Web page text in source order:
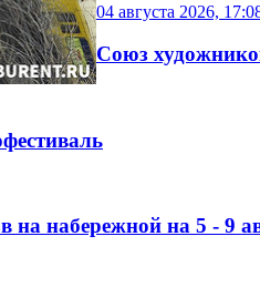
04 августа 2026,
Союз
на набережной на 5 - 9